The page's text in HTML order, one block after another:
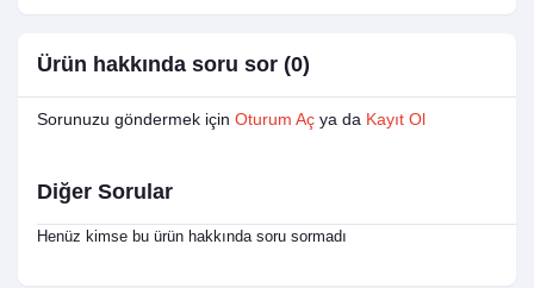
Ürün hakkında soru sor (0)
Sorunuzu göndermek için Oturum Aç ya da Kayıt Ol
Diğer Sorular
Henüz kimse bu ürün hakkında soru sormadı